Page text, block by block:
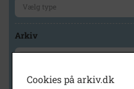
Arkiv
Cookies på arkiv.dk